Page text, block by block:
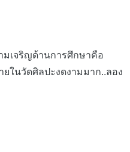
จริญด้านการศึกษาคือ
ยในวัดศิลปะงดงามมาก..ลอง